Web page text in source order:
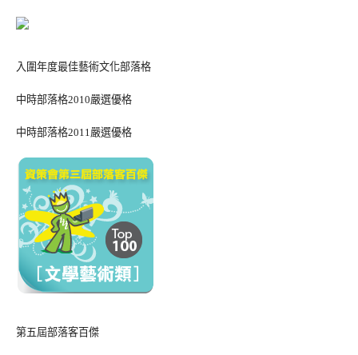
入圍年度最佳藝術文化部落格
中時部落格2010嚴選優格
中時部落格2011嚴選優格
第五屆部落客百傑